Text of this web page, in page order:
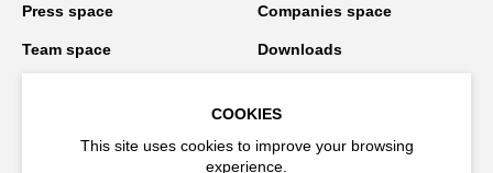
Press space Companies space
Team space Downloads
COOKIES
This site uses cookies to improve your browsing
experience.